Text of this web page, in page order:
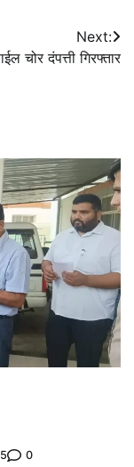
Next:
चोर दंपत्ती गिरफ्तार
0